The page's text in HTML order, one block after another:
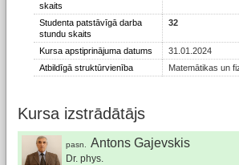
skaits
Studenta patstāvīgā darba
stundu skaits
32
Kursa apstiprinājuma datums
31.01.2024
Atbildīgā struktūrvienība
Matemātikas un
Kursa izstrādātājs
pasn. Antons Gajevskis
Dr. phys.